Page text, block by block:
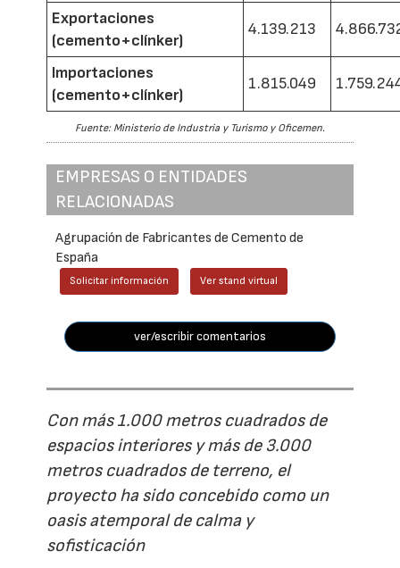
Exportaciones
(cemento+clínker)
4.139.213
Importaciones
(cemento+clínker)
1.815.049
Fuente: Ministerio de Industria y Turismo y Oficemen.
EMPRESAS O ENTIDADES
RELACIONADAS
Agrupación de Fabricantes de Cemento de
España
Solicitar información Ver stand virtual
ver/escribir comentarios
Con más 1.000 metros cuadrados de
espacios interiores y más de 3.000
metros cuadrados de terreno, el
proyecto ha sido concebido como un
oasis atemporal de calma y
sofisticación